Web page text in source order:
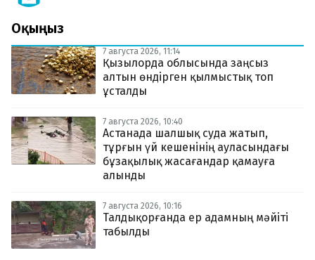
Оқыңыз
7 августа 2026, 11:14
Қызылорда облысында заңсыз
алтын өндірген қылмыстық топ
ұсталды
7 августа 2026, 10:40
Астанада шалшық суда жатып,
тұрғын үй кешенінің ауласындағы
бұзақылық жасағандар қамауға
алынды
7 августа 2026, 10:16
Талдықорғанда ер адамның мәйіті
табылды